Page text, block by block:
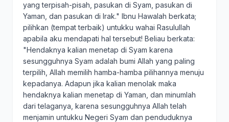
yang terpisah-pisah, pasukan di Syam, pasukan di
Yaman, dan pasukan di Irak." Ibnu Hawalah berkata;
pilihkan (tempat terbaik) untukku wahai Rasulullah
apabila aku mendapati hal tersebut! Beliau berkata:
"Hendaknya kalian menetap di Syam karena
sesungguhnya Syam adalah bumi Allah yang paling
terpilih, Allah memilih hamba-hamba pilihannya menuju
kepadanya. Adapun jika kalian menolak maka
hendaknya kalian menetap di Yaman, dan minumlah
dari telaganya, karena sesungguhnya Allah telah
menjamin untukku Negeri Syam dan penduduknya